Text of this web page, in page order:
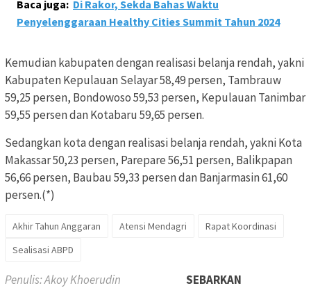
Baca juga: Di Rakor, Sekda Bahas Waktu
Penyelenggaraan Healthy Cities Summit Tahun 2024
Kemudian kabupaten dengan realisasi belanja rendah, yakni
Kabupaten Kepulauan Selayar 58,49 persen, Tambrauw
59,25 persen, Bondowoso 59,53 persen, Kepulauan Tanimbar
59,55 persen dan Kotabaru 59,65 persen.
Sedangkan kota dengan realisasi belanja rendah, yakni Kota
Makassar 50,23 persen, Parepare 56,51 persen, Balikpapan
56,66 persen, Baubau 59,33 persen dan Banjarmasin 61,60
persen.(*)
Akhir Tahun Anggaran Atensi Mendagri
Rapat Koordinasi
Sealisasi ABPD
Penulis: Akoy Khoerudin
SEBARKAN